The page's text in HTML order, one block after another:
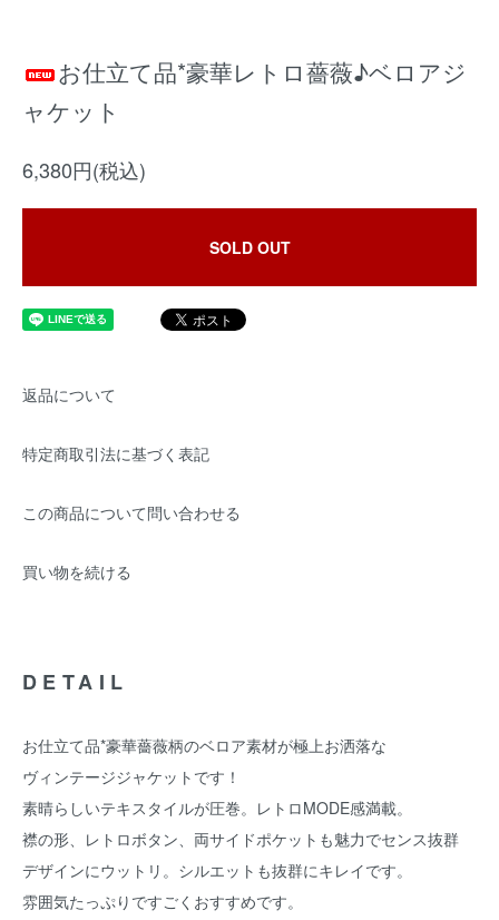
お仕立て品*豪華レトロ薔薇♪ベロアジ
ャケット
6,380円(税込)
SOLD OUT
返品について
特定商取引法に基づく表記
この商品について問い合わせる
買い物を続ける
DETAIL
お仕立て品*豪華薔薇柄のベロア素材が極上お洒落な
ヴィンテージジャケットです！
素晴らしいテキスタイルが圧巻。レトロMODE感満載。
襟の形、レトロボタン、両サイドポケットも魅力でセンス抜群
デザインにウットリ。シルエットも抜群にキレイです。
雰囲気たっぷりですごくおすすめです。